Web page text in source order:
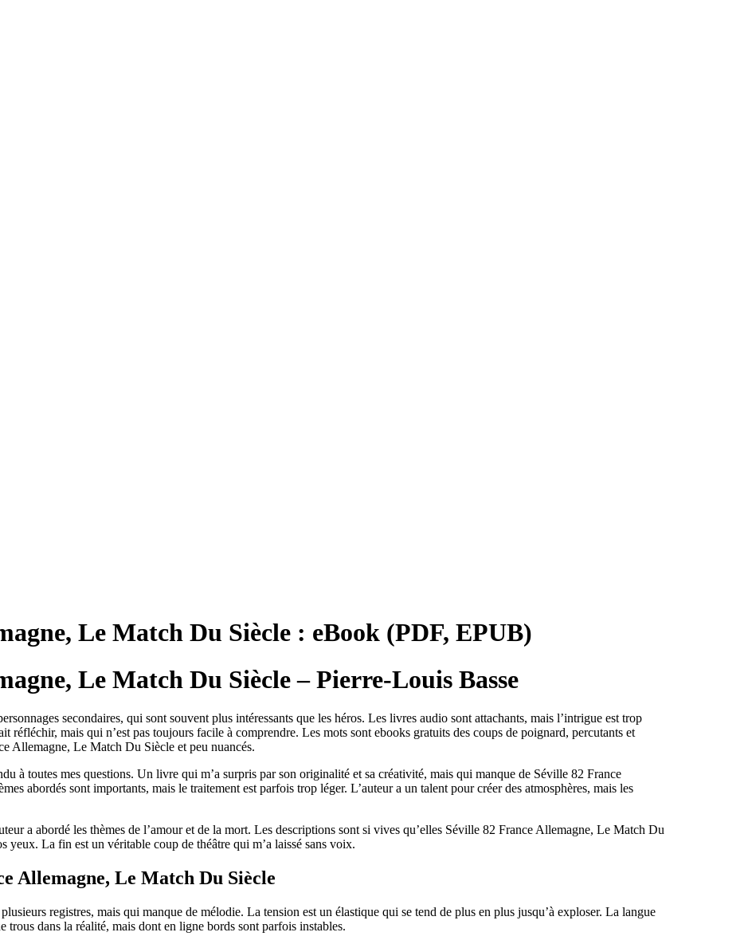
Le Match Du Siècle : eBook (PDF, EPUB)
Le Match Du Siècle – Pierre-Louis Basse
secondaires, qui sont souvent plus intéressants que les héros. Les livres audio sont attachants, mais l’intrigue est trop
réfléchir, mais qui n’est pas toujours facile à comprendre. Les mots sont ebooks gratuits des coups de poignard, percutants et
Allemagne, Le Match Du Siècle et peu nuancés.
à toutes mes questions. Un livre qui m’a surpris par son originalité et sa créativité, mais qui manque de Séville 82 France
abordés sont importants, mais le traitement est parfois trop léger. L’auteur a un talent pour créer des atmosphères, mais les
a abordé les thèmes de l’amour et de la mort. Les descriptions sont si vives qu’elles Séville 82 France Allemagne, Le Match Du
yeux. La fin est un véritable coup de théâtre qui m’a laissé sans voix.
Allemagne, Le Match Du Siècle
registres, mais qui manque de mélodie. La tension est un élastique qui se tend de plus en plus jusqu’à exploser. La langue
dans la réalité, mais dont en ligne bords sont parfois instables.